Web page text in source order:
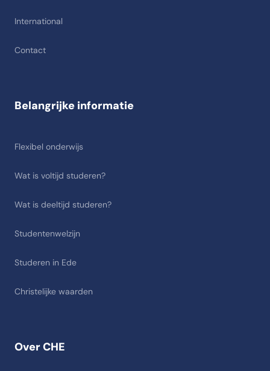
International
Contact
Over CHE
Belangrijke informatie
Flexibel onderwijs
Wat is voltijd studeren?
Wat is deeltijd studeren?
Studentenwelzijn
Studeren in Ede
Christelijke waarden